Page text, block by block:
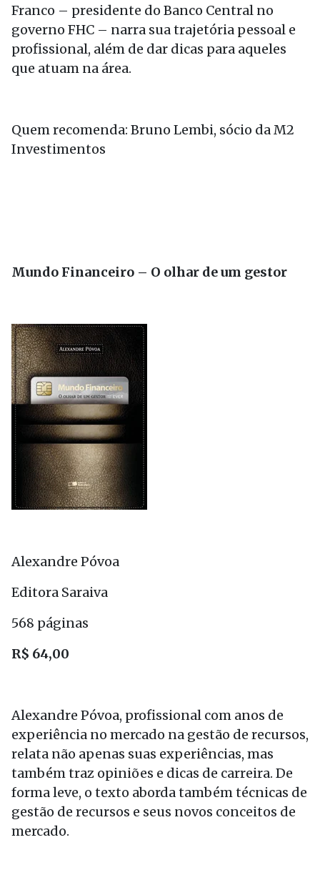
Franco – presidente do Banco Central no
governo FHC – narra sua trajetória pessoal e
profissional, além de dar dicas para aqueles
que atuam na área.
Quem recomenda: Bruno Lembi, sócio da M2
Investimentos
Mundo Financeiro – O olhar de um gestor
Alexandre Póvoa
Editora Saraiva
568 páginas
R$ 64,00
Alexandre Póvoa, profissional com anos de
experiência no mercado na gestão de recursos,
relata não apenas suas experiências, mas
também traz opiniões e dicas de carreira. De
forma leve, o texto aborda também técnicas de
gestão de recursos e seus novos conceitos de
mercado.